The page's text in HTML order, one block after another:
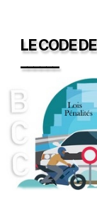
Entreprises ▼
Immobilier▼
Devenir Membre
LE CODE
______